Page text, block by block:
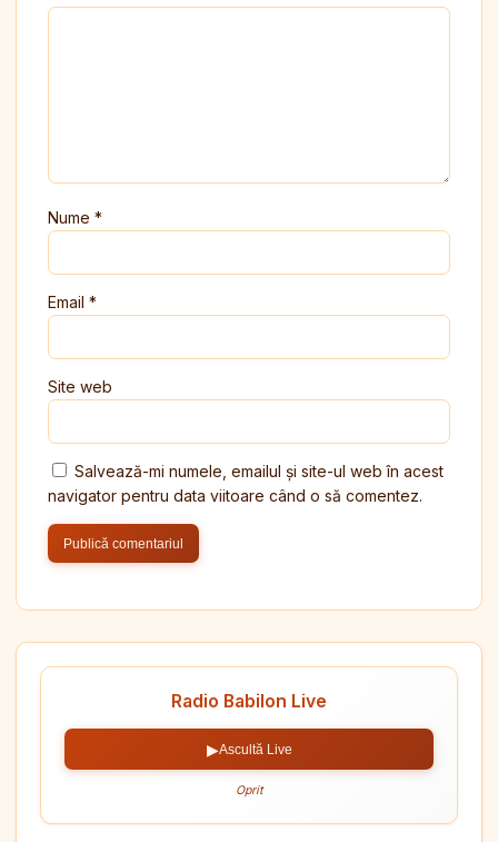
Nume *
Email *
Site web
Salvează-mi numele, emailul și site-ul web în acest
navigator pentru data viitoare când o să comentez.
Radio Babilon Live
▶Ascultă Live
Oprit